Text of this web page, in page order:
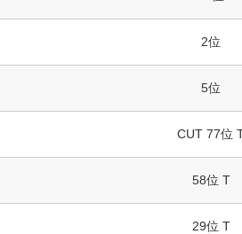
2位
5位
CUT 77位
58位 T
29位 T